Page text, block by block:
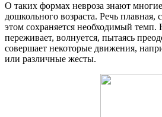
О таких формах невроза знают
дошкольного возраста. Речь
этом сохраняется необходимый темп.
переживает, волнуется, пытаясь
совершает некоторые движения,
или различные жесты.